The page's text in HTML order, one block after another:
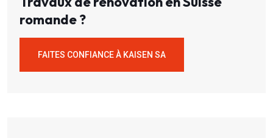
romande ?
FAITES CONFIANCE À KAISEN SA